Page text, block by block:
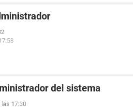
del sistema
las 17:30